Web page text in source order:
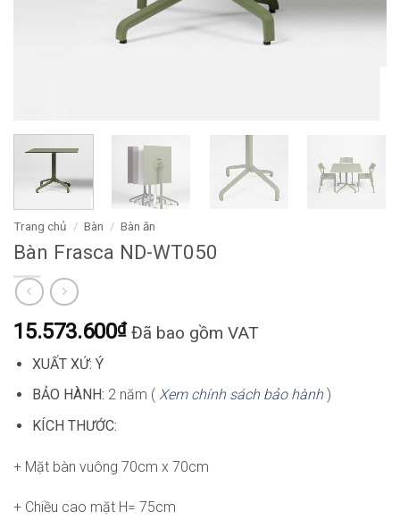
Trang chủ / Bàn / Bàn ăn
Bàn Frasca ND-WT050
15.573.600₫ Đã bao gồm VAT
XUẤT XỨ: Ý
BẢO HÀNH: 2 năm ( Xem chính sách bảo hành)
KÍCH THƯỚC:
+ Mặt bàn vuông 70cm x 70cm
+ Chiều cao mặt H= 75cm